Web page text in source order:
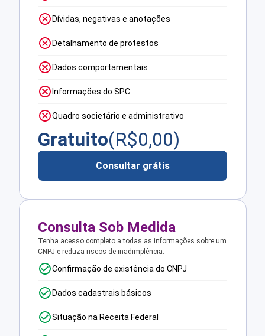
Dívidas, negativas e anotações
Detalhamento de protestos
Dados comportamentais
Informações do SPC
Quadro societário e administrativo
Gratuito(R$0,00)
Consultar grátis
Consulta Sob Medida
Tenha acesso completo a todas as informações sobre um
CNPJ e reduza riscos de inadimplência.
Confirmação de existência do CNPJ
Dados cadastrais básicos
Situação na Receita Federal